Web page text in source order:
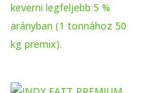
keverni legfeljebb 5 %
arányban (1 tonnához 50
kg premix).